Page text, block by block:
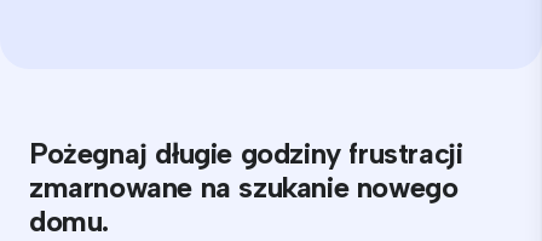
Pożegnaj długie godziny frustracji
zmarnowane na szukanie nowego
domu.